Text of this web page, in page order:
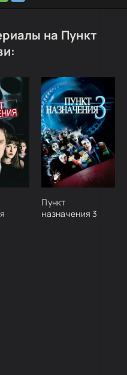
на Пункт
Пункт
назначения 3